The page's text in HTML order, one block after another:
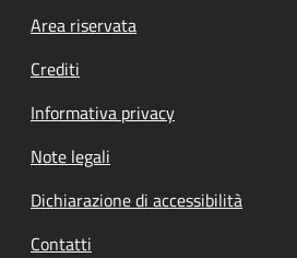
Footer menu
Area riservata
Crediti
Informativa privacy
Note legali
Dichiarazione di accessibilità
Contatti